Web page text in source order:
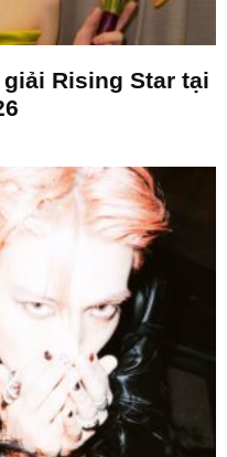
giải Rising Star tại